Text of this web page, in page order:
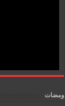
ومضات